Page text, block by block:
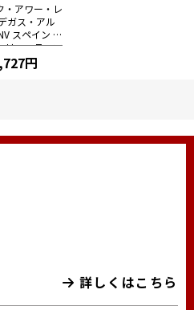
・アワー・レ
ガス・アル
スペイン カ
リャ・ラ・マ
ワイン（低
ルワイン）
円
詳しくはこちら